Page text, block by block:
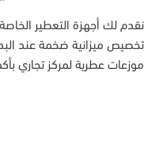
نقدم لك أجهزة التعطير
تخصيص ميزانية ضخمة عند
موزعات عطرية لمركز تجاري